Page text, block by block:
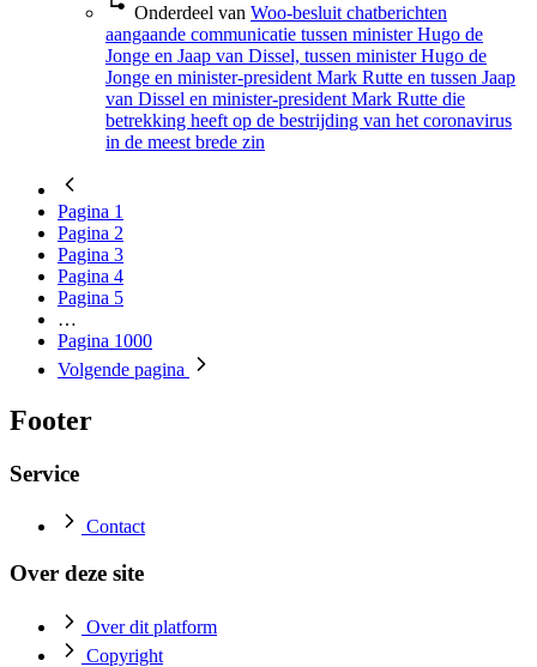
Onderdeel van Woo-besluit chatberichten
aangaande communicatie tussen minister Hugo de
Jonge en Jaap van Dissel, tussen minister Hugo de
Jonge en minister-president Mark Rutte en tussen Jaap
van Dissel en minister-president Mark Rutte die
betrekking heeft op de bestrijding van het coronavirus
in de meest brede zin
Pagina 1
Pagina 2
Pagina 3
Pagina 4
Pagina 5
…
Pagina 1000
Volgende pagina
Footer
Service
Contact
Over deze site
Over dit platform
Copyright